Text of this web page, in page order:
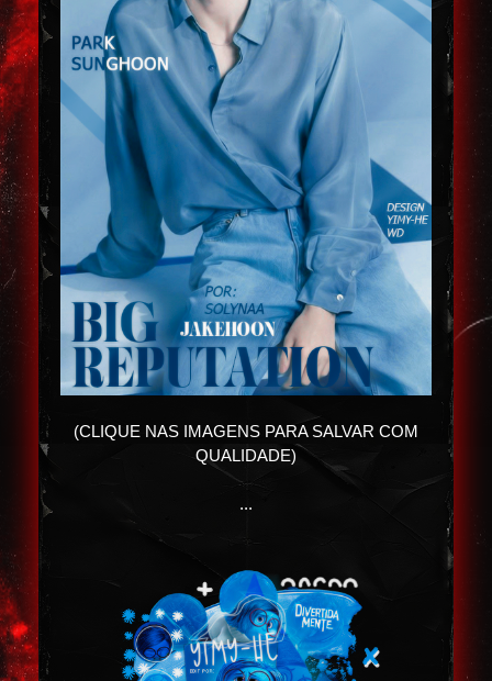
(CLIQUE NAS IMAGENS PARA SALVAR COM
QUALIDADE)
...